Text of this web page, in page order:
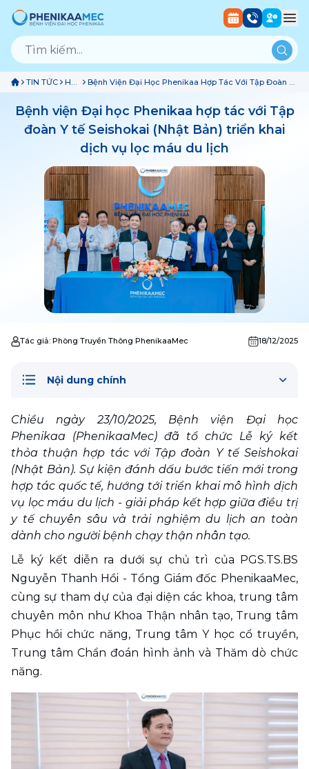
TIN TỨC
Hợp
Tác
Bệnh Viện Đại Học Phenikaa Hợp Tác Với Tập Đoàn Y
Du Lịch
Bệnh viện Đại học Phenikaa hợp tác với Tập
đoàn Y tế Seishokai (Nhật Bản) triển khai
dịch vụ lọc máu du lịch
Tác giả: Phòng Truyền Thông PhenikaaMec 18/12/2025
Nội dung chính
Chiều ngày 23/10/2025, Bệnh viện Đại học
Phenikaa (PhenikaaMec) đã tổ chức Lễ ký kết
thỏa thuận hợp tác với Tập đoàn Y tế Seishokai
(Nhật Bản). Sự kiện đánh dấu bước tiến mới trong
hợp tác quốc tế, hướng tới triển khai mô hình dịch
vụ lọc máu du lịch - giải pháp kết hợp giữa điều trị
y tế chuyên sâu và trải nghiệm du lịch an toàn
dành cho người bệnh chạy thận nhân tạo.
Lễ ký kết diễn ra dưới sự chủ trì của PGS.TS.BS
Nguyễn Thanh Hồi - Tổng Giám đốc PhenikaaMec,
cùng sự tham dự của đại diện các khoa, trung tâm
chuyên môn như Khoa Thận nhân tạo, Trung tâm
Phục hồi chức năng, Trung tâm Y học cổ truyền,
Trung tâm Chẩn đoán hình ảnh và Thăm dò chức
năng.